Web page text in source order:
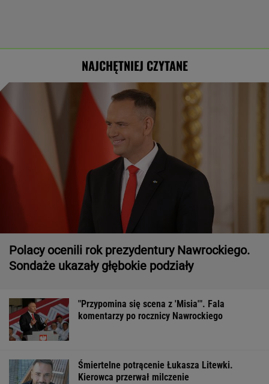
NAJCHĘTNIEJ CZYTANE
Polacy ocenili rok prezydentury Nawrockiego.
Sondaże ukazały głębokie podziały
"Przypomina się scena z 'Misia'". Fala
komentarzy po rocznicy Nawrockiego
Śmiertelne potrącenie Łukasza Litewki.
Kierowca przerwał milczenie